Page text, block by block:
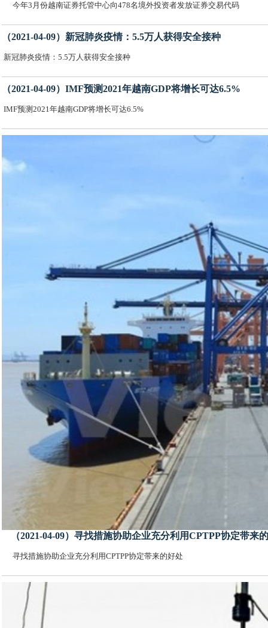
今年3月份越南证券托管中心向478名境外投资者发放证券交易代码
（2021-04-09）新冠肺炎疫情：5.5万人获得安全接种
新冠肺炎疫情：5.5万人获得安全接种
（2021-04-09）IMF预测2021年越南GDP将增长可达6.5%
IMF预测2021年越南GDP将增长可达6.5%
（2021-04-09）寻找措施协助企业充分利用CPTPP协定带来
寻找措施协助企业充分利用CPTPP协定带来的好处